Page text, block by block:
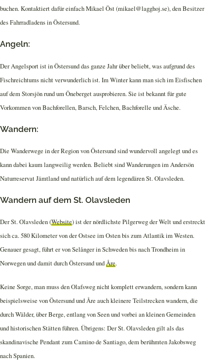
buchen. Kontaktiert dafür einfach Mikael Öst (mikael@lagghoj.se), den Besitzer
des Fahrradladens in Östersund.
Angeln:
Der Angelsport ist in Östersund das ganze Jahr über beliebt, was aufgrund des
Fischreichtums nicht verwunderlich ist. Im Winter kann man sich im Eisfischen
auf dem Storsjön rund um Öneberget ausprobieren. Sie ist bekannt für gute
Vorkommen von Bachforellen, Barsch, Felchen, Bachforelle und Äsche.
Wandern:
Die Wanderwege in der Region von Östersund sind wundervoll angelegt und es
kann dabei kaum langweilig werden. Beliebt sind Wanderungen im Andersön
Naturreservat Jämtland und natürlich auf dem legendären St. Olavsleden.
Wandern auf dem St. Olavsleden
Der St. Olavsleden (Website) ist der nördlichste Pilgerweg der Welt und erstreckt
sich ca. 580 Kilometer von der Ostsee im Osten bis zum Atlantik im Westen.
Genauer gesagt, führt er von Selånger in Schweden bis nach Trondheim in
Norwegen und damit durch Östersund undÅre.
Keine Sorge, man muss den Olafsweg nicht komplett erwandern, sondern kann
beispielsweise von Östersund und Åre auch kleinere Teilstrecken wandern, die
durch Wälder, über Berge, entlang von Seen und vorbei an kleinen Gemeinden
und historischen Stätten führen. Übrigens: Der St. Olavsleden gilt als das
skandinavische Pendant zum Camino de Santiago, dem berühmten Jakobsweg
nach Spanien.